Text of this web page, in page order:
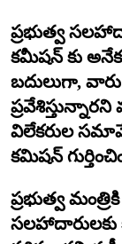
ప్రభుత్వ
కమీషన్ కు
బదులుగా,
విలేకరుల
కమిషన్
ప్రభుత్వ
సలహాదారులకు